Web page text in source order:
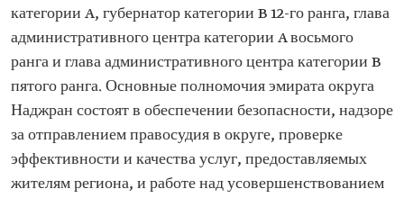
категории A, губернатор категории B 12-го ранга, глава
административного центра категории A восьмого
ранга и глава административного центра категории B
пятого ранга. Основные полномочия эмирата округа
Наджран состоят в обеспечении безопасности, надзоре
за отправлением правосудия в округе, проверке
эффективности и качества услуг, предоставляемых
жителям региона, и работе над усовершенствованием